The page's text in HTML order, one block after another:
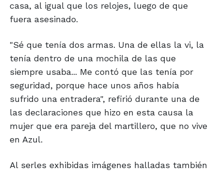
casa, al igual que los relojes, luego de que
fuera asesinado.
"Sé que tenía dos armas. Una de ellas la vi, la
tenía dentro de una mochila de las que
siempre usaba... Me contó que las tenía por
seguridad, porque hace unos años había
sufrido una entradera", refirió durante una de
las declaraciones que hizo en esta causa la
mujer que era pareja del martillero, que no vive
en Azul.
Al serles exhibidas imágenes halladas también